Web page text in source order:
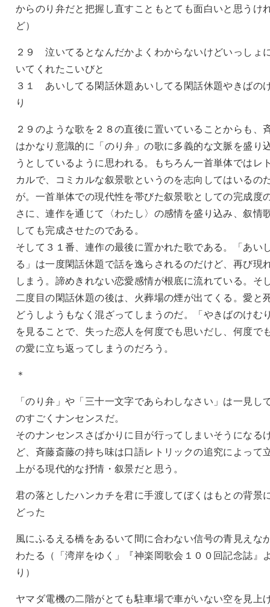
からのり弁だと把握し直すこともとても面白いと思うけ
ど）
２９ 泣いてるとなんだかよくわからないけどいっしょ
いてくれたこいびと
３１ あいしてる閑話休題あいしてる閑話休題やきばの
り
２９のような歌を２８の直後に置いていることからも、
はかなり意識的に「のり弁」の歌に多義的な文脈を盛り
うとしているように思われる。もちろん一首単体ではレ
カルで、コミカルな叙景歌というのを志向してはいるの
が。一首単体での現代性を帯びた叙景歌としての完成度
さに、連作を通じて〈わたし〉の感情を盛り込み、叙情
しても完成させたのである。
そして３１番、連作の最後に置かれた歌である。「あい
る」は一度閑話休題で話を逸らされるのだけど、再び現
しまう。諦めきれない恋愛感情が根底に流れている。そ
二度目の閑話休題の後は、火葬場の煙が出てくる。愛と
どうしようもなく混ざってしまうのだ。「やきばのけむ
を見ることで、失った恋人を何度でも思いだし、何度で
の愛に立ち返ってしまうのだろう。
＊
「のり弁」や「三十一文字であらわしなさい」は一見し
のすごくナンセンスだ。
そのナンセンスさばかりに目が行ってしまいそうになる
ど、斉藤斎藤の持ち味は口語レトリックの追究によって
上がる現代的な抒情・叙景だと思う。
君の落としたハンカチを君に手渡してぼくはもとの背景
どった
風にふるえる橋をあるいて間に合わない信号の青見えな
わたる（「湾岸をゆく」『神楽岡歌会１００回記念誌』
り）
ヤマダ電機の二階がとても駐車場で車がいない空を見上